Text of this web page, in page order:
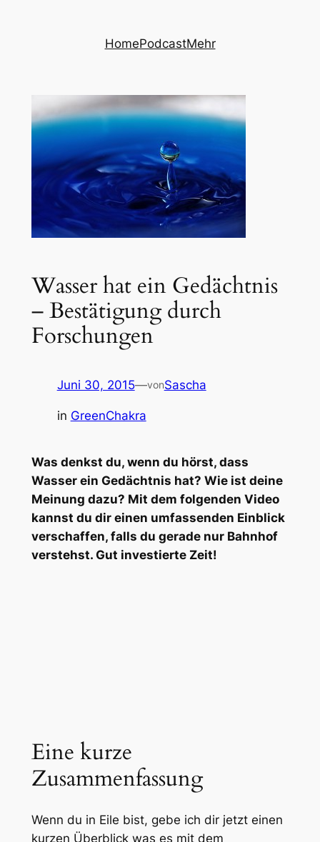
HomePodcastMehr
Wasser hat ein Gedächtnis
– Bestätigung durch
Forschungen
Juni 30, 2015—vonSascha
in GreenChakra
Was denkst du, wenn du hörst, dass
Wasser ein Gedächtnis hat? Wie ist deine
Meinung dazu? Mit dem folgenden Video
kannst du dir einen umfassenden Einblick
verschaffen, falls du gerade nur Bahnhof
verstehst. Gut investierte Zeit!
Eine kurze
Zusammenfassung
Wenn du in Eile bist, gebe ich dir jetzt einen
kurzen Überblick was es mit dem